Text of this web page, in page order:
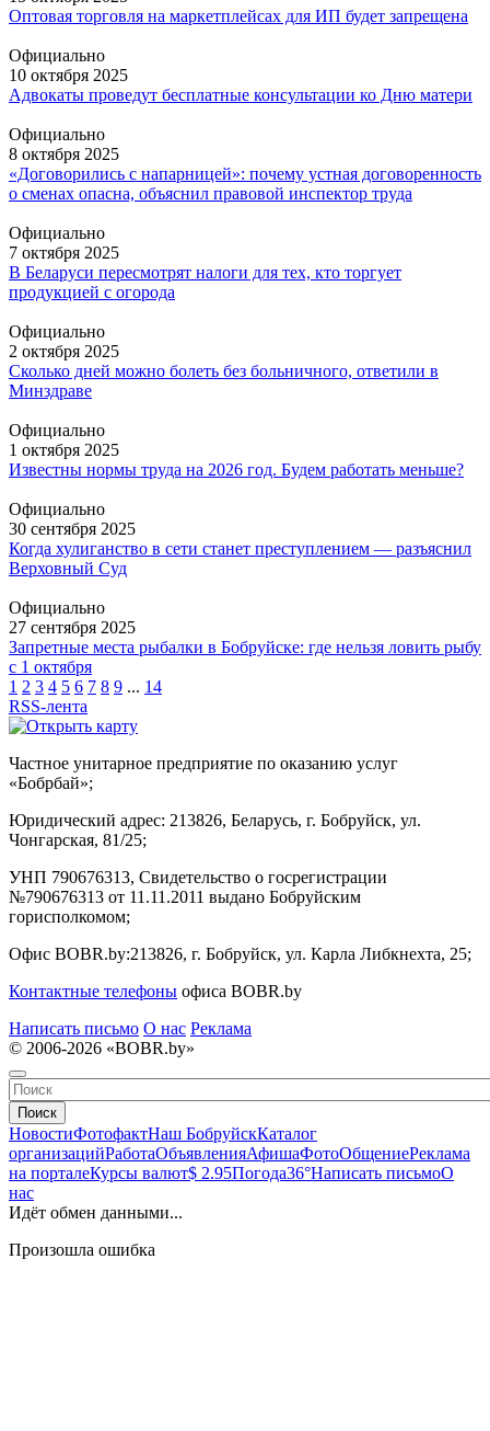
Оптовая торговля на маркетплейсах для ИП будет запрещена
Официально
10 октября 2025
Адвокаты проведут бесплатные консультации ко Дню матери
Официально
8 октября 2025
«Договорились с напарницей»: почему устная договоренность
о сменах опасна, объяснил правовой инспектор труда
Официально
7 октября 2025
В Беларуси пересмотрят налоги для тех, кто торгует
продукцией с огорода
Официально
2 октября 2025
Сколько дней можно болеть без больничного, ответили в
Минздраве
Официально
1 октября 2025
Известны нормы труда на 2026 год. Будем работать меньше?
Официально
30 сентября 2025
Когда хулиганство в сети станет преступлением — разъяснил
Верховный Суд
Официально
27 сентября 2025
Запретные места рыбалки в Бобруйске: где нельзя ловить рыбу
с 1 октября
1 2 3 4 5 6 7 8 9 ... 14
RSS-лента
Частное унитарное предприятие по оказанию услуг
«Бобрбай»;
Юридический адрес: 213826, Беларусь, г. Бобруйск, ул.
Чонгарская, 81/25;
УНП 790676313, Свидетельство о госрегистрации
№790676313 от 11.11.2011 выдано Бобруйским
горисполкомом;
Офис BOBR.by:213826, г. Бобруйск, ул. Карла Либкнехта, 25;
Контактные телефоны офиса BOBR.by
Написать письмо О нас Реклама
© 2006-2026 «BOBR.by»
Поиск
НовостиФотофактНаш БобруйскКаталог
организацийРаботаОбъявленияАфишаФотоОбщениеРеклама
на порталеКурсы валют$ 2.95Погода36°Написать письмоО
нас
Идёт обмен данными...
Произошла ошибка